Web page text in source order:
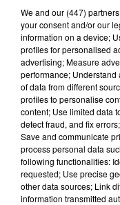
SIX VILLAGES
"GRANDE
We and our (447) partners
your consent and/or our
information on a device;
profiles for personalised
advertising; Measure
performance;
of data from different
profiles to personalise
content; Use limited data
detect fraud, and fix
Save and communicate
process personal data
following functionalities:
requested; Use precise
other data sources; Link
information transmitted